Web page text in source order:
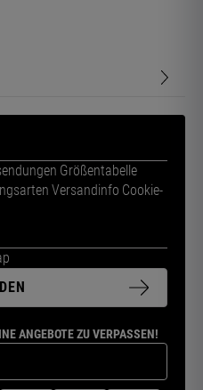
Größentabelle
Versandinfo Cookie-
ANGEBOTE ZU VERPASSEN!